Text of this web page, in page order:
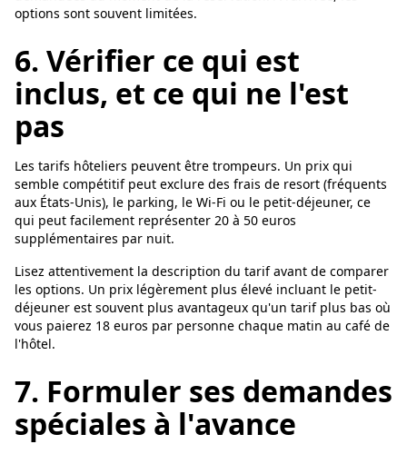
options sont souvent limitées.
6. Vérifier ce qui est
inclus, et ce qui ne l'est
pas
Les tarifs hôteliers peuvent être trompeurs. Un prix qui
semble compétitif peut exclure des frais de resort (fréquents
aux États-Unis), le parking, le Wi-Fi ou le petit-déjeuner, ce
qui peut facilement représenter 20 à 50 euros
supplémentaires par nuit.
Lisez attentivement la description du tarif avant de comparer
les options. Un prix légèrement plus élevé incluant le petit-
déjeuner est souvent plus avantageux qu'un tarif plus bas où
vous paierez 18 euros par personne chaque matin au café de
l'hôtel.
7. Formuler ses demandes
spéciales à l'avance